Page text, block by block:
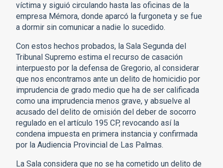
víctima y siguió circulando hasta las oficinas de la
empresa Mémora, donde aparcó la furgoneta y se fue
a dormir sin comunicar a nadie lo sucedido.
Con estos hechos probados, la Sala Segunda del
Tribunal Supremo estima el recurso de casación
interpuesto por la defensa de Gregorio, al considerar
que nos encontramos ante un delito de homicidio por
imprudencia de grado medio que ha de ser calificada
como una imprudencia menos grave, y absuelve al
acusado del delito de omisión del deber de socorro
regulado en el artículo 195 CP, revocando así la
condena impuesta en primera instancia y confirmada
por la Audiencia Provincial de Las Palmas.
La Sala considera que no se ha cometido un delito de